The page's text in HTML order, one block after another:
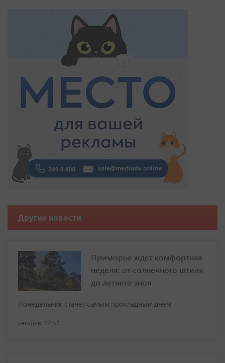
Другие новости
Приморье ждет комфортная
неделя: от солнечного штиля
до летнего зноя
Понедельник станет самым прохладным днем
сегодня, 14:51